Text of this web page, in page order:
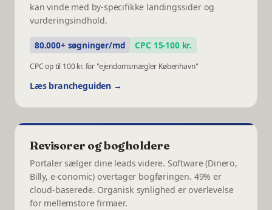
kan vinde med by-specifikke landingssider og
vurderingsindhold.
80.000+ søgninger/md CPC 15-100 kr.
CPC op til 100 kr. for "ejendomsmægler København"
Læs brancheguiden →
Revisorer og bogholdere
Portaler sælger dine leads videre. Software (Dinero,
Billy, e-conomic) overtager bogføringen. 49% er
cloud-baserede. Organisk synlighed er overlevelse
for mellemstore firmaer.